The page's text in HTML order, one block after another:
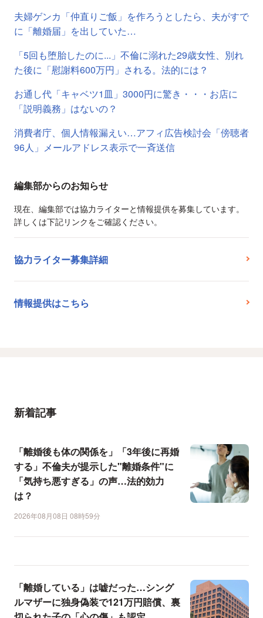
夫婦ゲンカ「仲直りご飯」を作ろうとしたら、夫がすで
に「離婚届」を出していた…
「5回も堕胎したのに...」不倫に溺れた29歳女性、別れ
た後に「慰謝料600万円」される。法的には？
お通し代「キャベツ1皿」3000円に驚き・・・お店に
「説明義務」はないの？
消費者庁、個人情報漏えい…アフィ広告検討会「傍聴者
96人」メールアドレス表示で一斉送信
編集部からのお知らせ
現在、編集部では協力ライターと情報提供を募集しています。
詳しくは下記リンクをご確認ください。
協力ライター募集詳細
情報提供はこちら
新着記事
「離婚後も体の関係を」「3年後に再婚
する」不倫夫が提示した"離婚条件"に
「気持ち悪すぎる」の声…法的効力
は？
2026年08月08日 08時59分
「離婚している」は嘘だった…シング
ルマザーに独身偽装で121万円賠償、裏